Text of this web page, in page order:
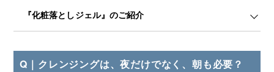
『化粧落としジェル』のご紹介
Q｜ クレンジングは、夜だけでなく、朝も必要？